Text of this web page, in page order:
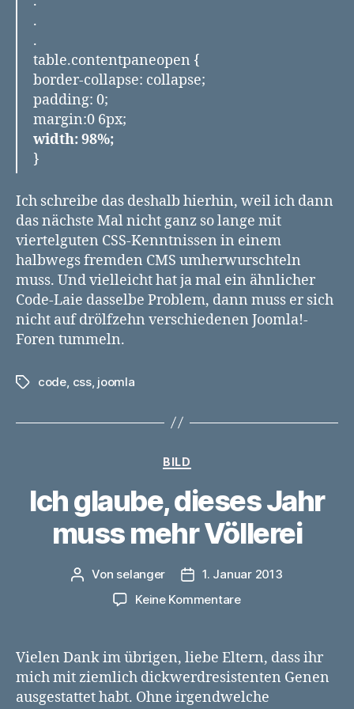
.
.
table.contentpaneopen {
border-collapse: collapse;
padding: 0;
margin:0 6px;
width: 98%;
}
Ich schreibe das deshalb hierhin, weil ich dann
das nächste Mal nicht ganz so lange mit
viertelguten CSS-Kenntnissen in einem
halbwegs fremden CMS umherwurschteln
muss. Und vielleicht hat ja mal ein ähnlicher
Code-Laie dasselbe Problem, dann muss er sich
nicht auf drölfzehn verschiedenen Joomla!-
Foren tummeln.
Schlagwörter
code css, joomla
Kategorien
BILD
Ich glaube, dieses Jahr
muss mehr Völlerei
Beitragsautor
Von selanger Veröffentlichungsdatum
1. Januar 2013
Keine Kommentarezu
dieses
Jahr
muss
mehr
Vielen Dank im übrigen, liebe Eltern, dass ihr
mich mit ziemlich dickwerdresistenten Genen
ausgestattet habt. Ohne irgendwelche